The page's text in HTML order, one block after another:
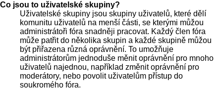
Co jsou to uživatelské skupiny?
Uživatelské skupiny jsou skupiny uživatelů, které dělí
komunitu uživatelů na menší části, se kterými můžou
administrátoři fóra snadněji pracovat. Každý člen fóra
může patřit do několika skupin a každé skupině můžou
být přiřazena různá oprávnění. To umožňuje
administrátorům jednoduše měnit oprávnění pro mnoho
uživatelů najednou, například změnit oprávnění pro
moderátory, nebo povolit uživatelům přístup do
soukromého fóra.